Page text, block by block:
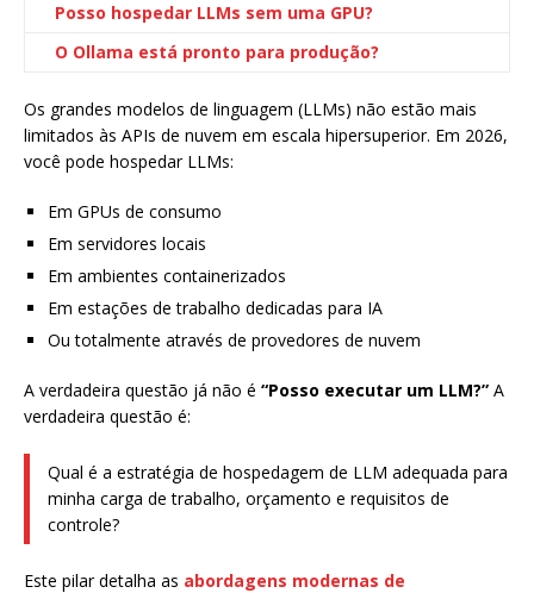
Posso hospedar LLMs sem uma GPU?
O Ollama está pronto para produção?
Os grandes modelos de linguagem (LLMs) não estão mais
limitados às APIs de nuvem em escala hipersuperior. Em 2026,
você pode hospedar LLMs:
Em GPUs de consumo
Em servidores locais
Em ambientes containerizados
Em estações de trabalho dedicadas para IA
Ou totalmente através de provedores de nuvem
A verdadeira questão já não é “Posso executar um LLM?” A
verdadeira questão é:
Qual é a estratégia de hospedagem de LLM adequada para
minha carga de trabalho, orçamento e requisitos de
controle?
Este pilar detalha as abordagens modernas de